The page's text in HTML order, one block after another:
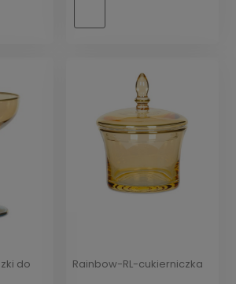
do
Rainbow-RL-cukierniczka